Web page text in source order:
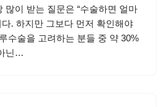
많이 받는 질문은 “수술하면 얼마
. 하지만 그보다 먼저 확인해야
수술을 고려하는 분들 중 약 30%
닌…